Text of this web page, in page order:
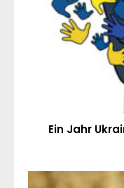
Ein Jahr